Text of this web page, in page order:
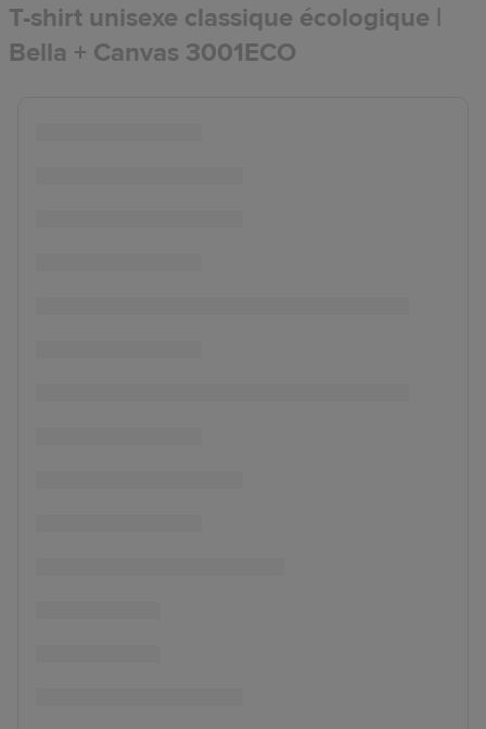
T-shirt unisexe classique écologique |
Bella + Canvas 3001ECO